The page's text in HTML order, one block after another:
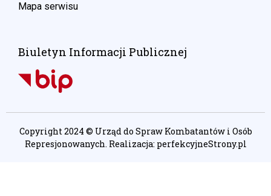
Mapa serwisu
Biuletyn Informacji Publicznej
Copyright 2024 © Urząd do Spraw Kombatantów i Osób
Represjonowanych. Realizacja: perfekcyjneStrony.pl